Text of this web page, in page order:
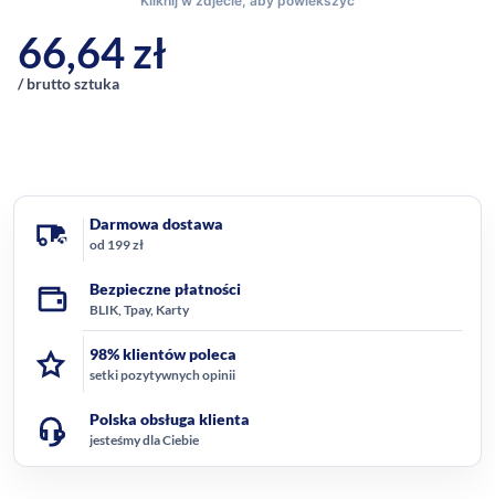
66,64zł
/ brutto sztuka
Darmowa dostawa
od 199 zł
Bezpieczne płatności
BLIK, Tpay, Karty
98% klientów poleca
setki pozytywnych opinii
Polska obsługa klienta
jesteśmy dla Ciebie